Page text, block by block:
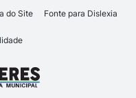
e links
do Site Fonte para Dislexia
principal